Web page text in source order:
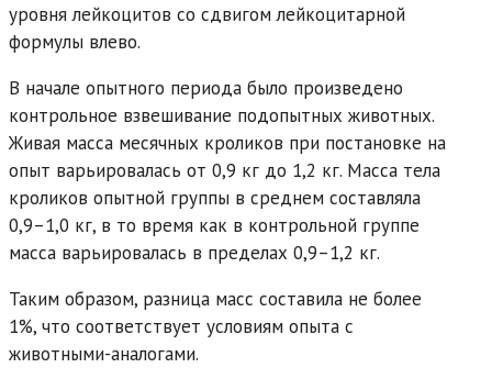
уровня лейкоцитов со сдвигом лейкоцитарной
формулы влево.
В начале опытного периода было произведено
контрольное взвешивание подопытных животных.
Живая масса месячных кроликов при постановке на
опыт варьировалась от 0,9 кг до 1,2 кг. Масса тела
кроликов опытной группы в среднем составляла
0,9–1,0 кг, в то время как в контрольной группе
масса варьировалась в пределах 0,9–1,2 кг.
Таким образом, разница масс составила не более
1%, что соответствует условиям опыта с
животными-аналогами.